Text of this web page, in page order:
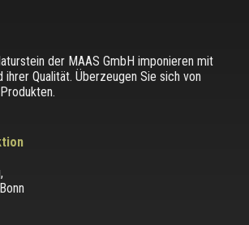
der MAAS GmbH imponieren mit
ihrer Qualität. Überzeugen Sie sich von
,